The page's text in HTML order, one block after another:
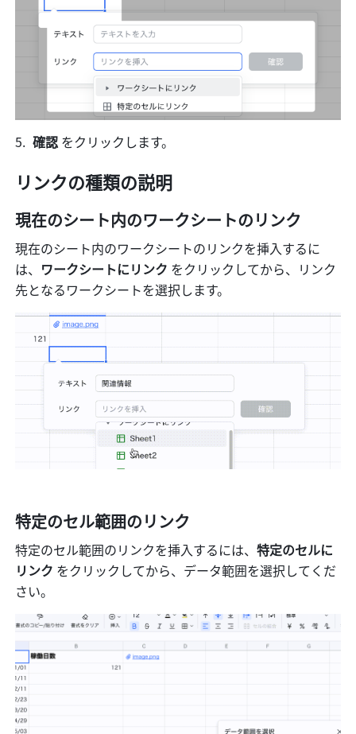
確認 をクリックします。
リンクの種類の説明
現在のシート内のワークシートのリンク
現在のシート内のワークシートのリンクを挿入するに
は、 ワークシートにリンク をクリックしてから、リンク
先となるワークシートを選択します。
特定のセル範囲のリンク
特定のセル範囲のリンクを挿入するには、特定のセルに
リンク をクリックしてから、データ範囲を選択してくだ
さい。